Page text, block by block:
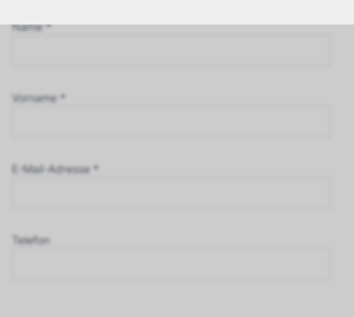
Name *
Vorname *
E-Mail-Adresse *
Telefon